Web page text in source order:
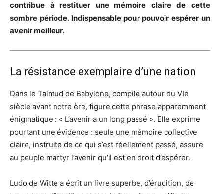
contribue à restituer une mémoire claire de cette
sombre période. Indispensable pour pouvoir espérer un
avenir meilleur.
La résistance exemplaire d’une nation
Dans le Talmud de Babylone, compilé autour du VIe
siècle avant notre ère, figure cette phrase apparemment
énigmatique : « L’avenir a un long passé ». Elle exprime
pourtant une évidence : seule une mémoire collective
claire, instruite de ce qui s’est réellement passé, assure
au peuple martyr l’avenir qu’il est en droit d’espérer.
Ludo de Witte a écrit un livre superbe, d’érudition, de